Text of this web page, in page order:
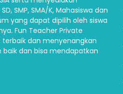
SMP, SMA/K, Mahasiswa dan
yang dapat dipilih oleh siswa
Fun Teacher Private
dan menyenangkan
dan bisa mendapatkan